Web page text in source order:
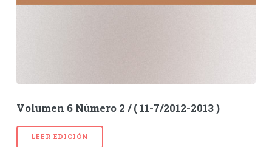
Volumen 6 Número 2 / ( 11-7/2012-2013 )
LEER EDICIÓN